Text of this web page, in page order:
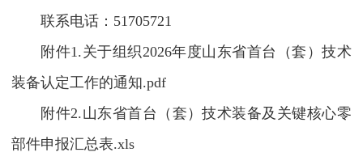
联系电话：51705721
附件1.关于组织2026年度山东省首台（套）技术
装备认定工作的通知.pdf
附件2.山东省首台（套）技术装备及关键核心零
部件申报汇总表.xls